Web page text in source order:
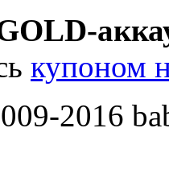
купоном
2016